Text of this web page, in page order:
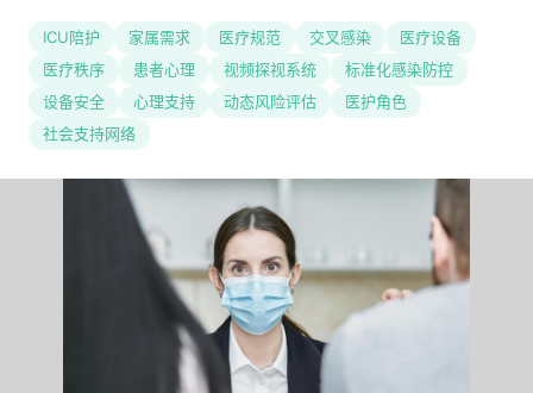
ICU陪护 家属需求 医疗规范 交叉感染
医疗设备
医疗秩序
患者心理 视频探视系统
标准化感染防控
设备安全
心理支持 动态风险评估
医护角色
社会支持网络